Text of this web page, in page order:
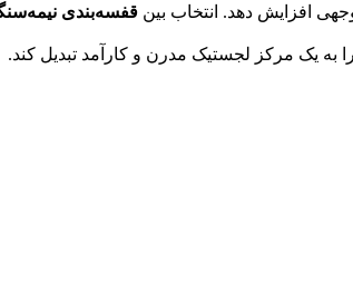
افزایش دهد. انتخاب بین قفسه‌بندی
به یک مرکز لجستیک مدرن و کارآمد تبدیل کند.